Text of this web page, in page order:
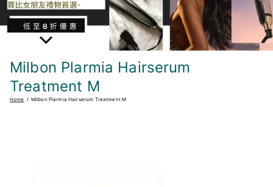
Milbon Plarmia Hairserum
Treatment M
Home Milbon Plarmia Hairserum Treatment M